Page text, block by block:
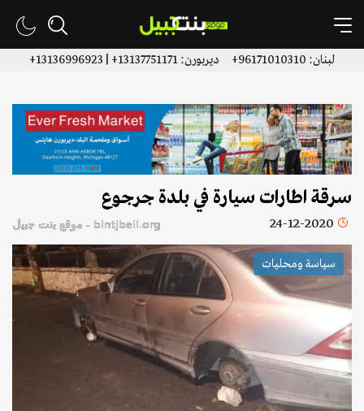
لبنان: 96171010310+ ديربورن: 13137751171+ | 13136996923+
سرقة اطارات سيارة في بلدة جرجوع
24-12-2020 bintjbeil.org - موقع بنت جبيل
سياسة ومحليات